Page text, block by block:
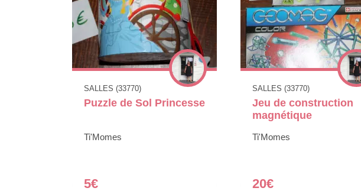
SALLES (33770)
Puzzle de Sol Princesse
Ti'Momes
5€
SALLES (33770)
Jeu de construction
magnétique
Ti'Momes
20€